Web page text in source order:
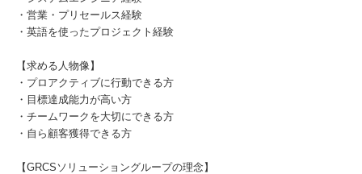
・営業・プリセールス経験
・英語を使ったプロジェクト経験
【求める人物像】
・プロアクティブに行動できる方
・目標達成能力が高い方
・チームワークを大切にできる方
・自ら顧客獲得できる方
【GRCSソリューショングループの理念】